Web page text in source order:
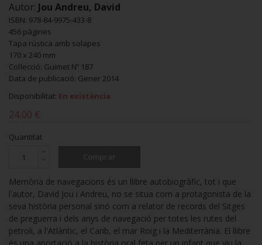
Autor: Jou Andreu, David
ISBN: 978-84-9975-433-8
456 pàgines
Tapa rústica amb solapes
170 x 240 mm
Col·lecció: Guimet Nº 187
Data de publicació: Gener 2014
Disponibilitat: En existència
24,00 €
Quantitat
Memòria de navegacions és un llibre autobiogràfic, tot i que
l'autor, David Jou i Andreu, no se situa com a protagonista de la
seva història personal sinó com a relator de records del Sitges
de preguerra i dels anys de navegació per totes les rutes del
petroli, a l'Atlàntic, el Carib, el mar Roig i la Mediterrània. El llibre